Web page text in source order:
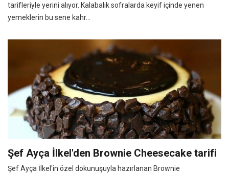
tarifleriyle yerini alıyor. Kalabalık sofralarda keyif içinde yenen
yemeklerin bu sene kahr...
Şef Ayça İlkel'den Brownie Cheesecake tarifi
Şef Ayça İlkel'in özel dokunuşuyla hazırlanan Brownie